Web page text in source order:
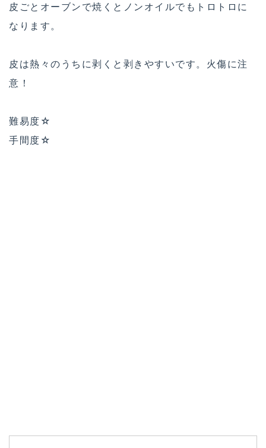
皮ごとオーブンで焼くとノンオイルでもトロトロに
なります。
皮は熱々のうちに剥くと剥きやすいです。火傷に注
意！
難易度☆
手間度☆